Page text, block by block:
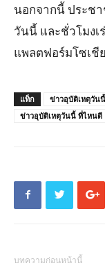
นอกจากนี้ ประช
วันนี้ และชั่วโมง
แพลตฟอร์มโซเชี
แท็ก ข่าวอุบัติเหตุวันนี้
ข่าวอุบัติเหตุวันนี้ ที่ไหนดี
บทความก่อนหน้านี้